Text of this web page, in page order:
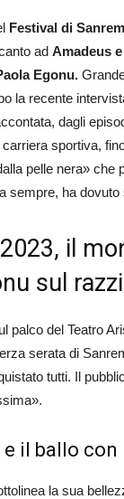
Festival di
ad Amadeus
Egonu.
la recente
dagli
sportiva,
pelle nera» che
sempre, ha dovuto
il
sul
palco del Teatro
serata di
tutti. Il
e il ballo
la sua